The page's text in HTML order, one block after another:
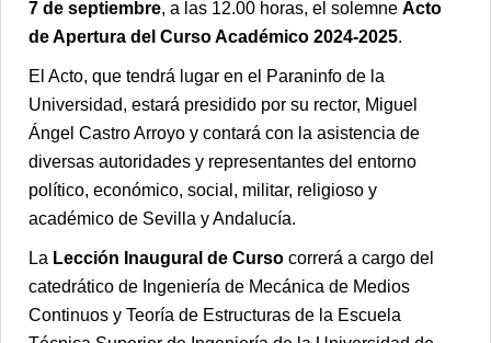
7 de septiembre, a las 12.00 horas, el solemne Acto
de Apertura del Curso Académico 2024-2025.
El Acto, que tendrá lugar en el Paraninfo de la
Universidad, estará presidido por su rector, Miguel
Ángel Castro Arroyo y contará con la asistencia de
diversas autoridades y representantes del entorno
político, económico, social, militar, religioso y
académico de Sevilla y Andalucía.
La Lección Inaugural de Curso correrá a cargo del
catedrático de Ingeniería de Mecánica de Medios
Continuos y Teoría de Estructuras de la Escuela